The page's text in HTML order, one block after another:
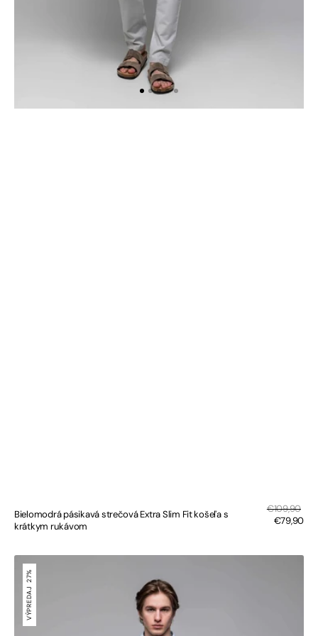
Bielomodrá pásikavá strečová Extra Slim Fit košeľa s
krátkym rukávom
Bežná
cena
€109,90
€79,90
Bielozelená
strečová
Extra
Slim
košeľa
VÝPREDAJ
27%